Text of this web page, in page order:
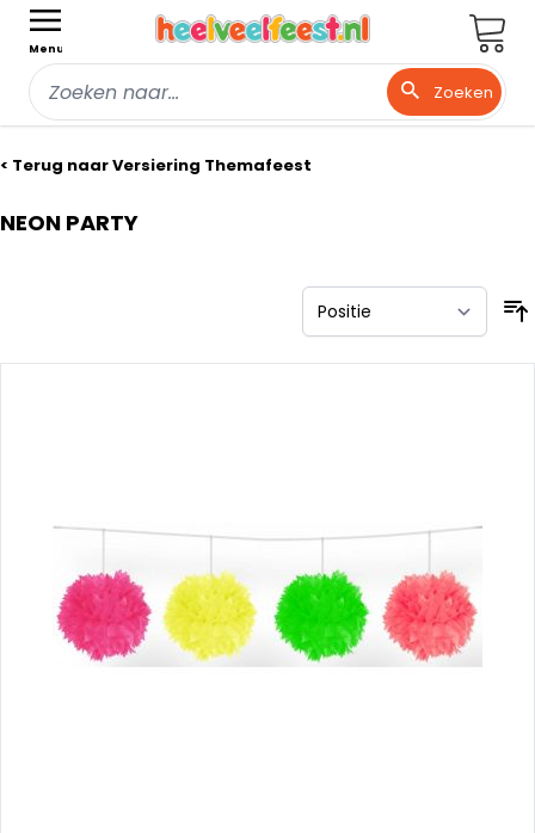
Menu
Zoeken
< Terug naar Versiering Themafeest
NEON PARTY